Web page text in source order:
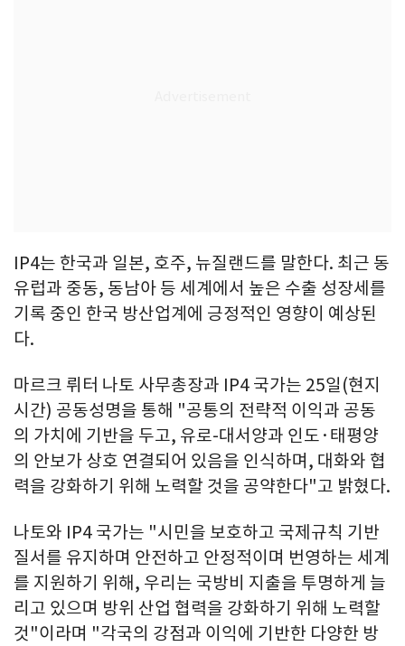
IP4는 한국과 일본, 호주, 뉴질랜드를 말한다. 최근 동
유럽과 중동, 동남아 등 세계에서 높은 수출 성장세를
기록 중인 한국 방산업계에 긍정적인 영향이 예상된
다.
마르크 뤼터 나토 사무총장과 IP4 국가는 25일(현지
시간) 공동성명을 통해 "공통의 전략적 이익과 공동
의 가치에 기반을 두고, 유로-대서양과 인도·태평양
의 안보가 상호 연결되어 있음을 인식하며, 대화와 협
력을 강화하기 위해 노력할 것을 공약한다"고 밝혔다.
나토와 IP4 국가는 "시민을 보호하고 국제규칙 기반
질서를 유지하며 안전하고 안정적이며 번영하는 세계
를 지원하기 위해, 우리는 국방비 지출을 투명하게 늘
리고 있으며 방위 산업 협력을 강화하기 위해 노력할
것"이라며 "각국의 강점과 이익에 기반한 다양한 방